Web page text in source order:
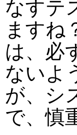
なすテ
ますね
は、必
ないよ
が、シ
で、慎